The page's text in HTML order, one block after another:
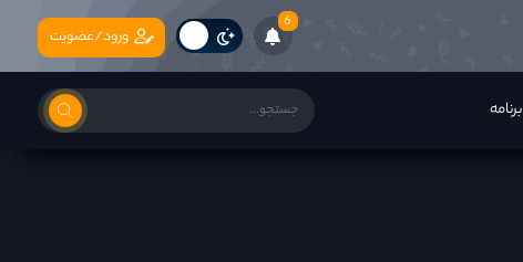
6
برنامه
ورود/عضویت